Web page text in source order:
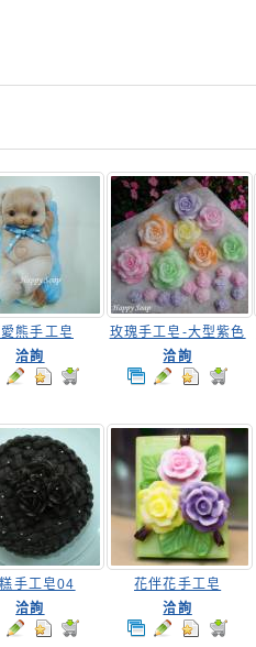
熊手工皂
洽詢
玫瑰手工皂-大型紫色
洽詢
手工皂04
洽詢
花伴花手工皂
洽詢